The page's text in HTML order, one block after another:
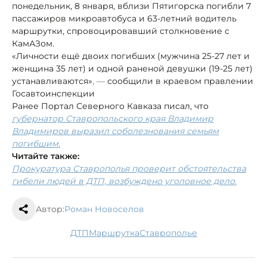
понедельник, 8 января, вблизи Пятигорска погибли 7
пассажиров микроавтобуса и 63-летний водитель
маршрутки, спровоцировавший столкновение с
КамАЗом.
«Личности ещё двоих погибших (мужчина 25-27 лет и
женщина 35 лет) и одной раненой девушки (19-25 лет)
устанавливаются», — сообщили в краевом правлении
Госавтоинспекции
Ранее Портал Северного Кавказа писал, что
губернатор Ставропольского края Владимир
Владимиров выразил соболезнования семьям
погибшим.
Читайте также:
Прокуратура Ставрополья проверит обстоятельства
гибели людей в ДТП, возбуждено уголовное дело.
Автор:Роман Новоселов
ДТП маршрутка Ставрополье